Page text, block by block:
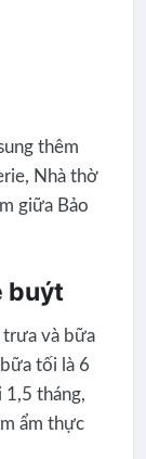
thêm
Nhà thờ
giữa Bảo
buýt
trưa và bữa
tối là 6
1,5 tháng,
ẩm thực